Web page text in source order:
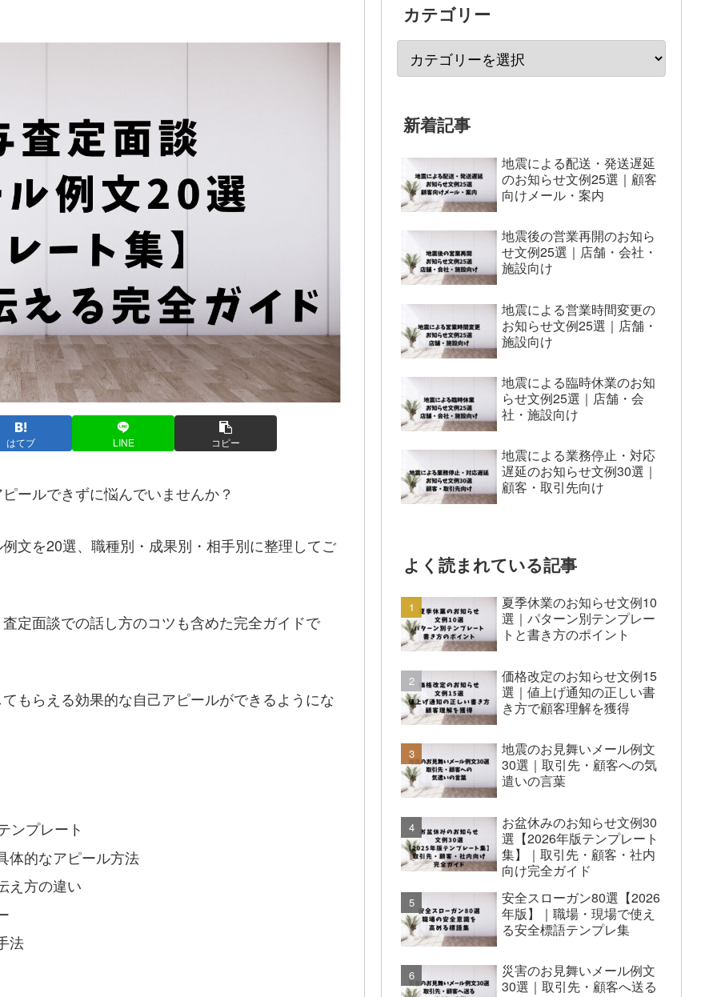
はてブ LINE コピー
ールできずに悩んでいませんか？
文を20選、職種別・成果別・相手別に整理してご
定面談での話し方のコツも含めた完全ガイドで
もらえる効果的な自己アピールができるようにな
ンプレート
体的なアピール方法
え方の違い
法
カテゴリー
新着記事
地震による配送・発送遅延
のお知らせ文例25選｜顧客
向けメール・案内
地震後の営業再開のお知ら
せ文例25選｜店舗・会社・
施設向け
地震による営業時間変更の
お知らせ文例25選｜店舗・
施設向け
地震による臨時休業のお知
らせ文例25選｜店舗・会
社・施設向け
地震による業務停止・対応
遅延のお知らせ文例30選｜
顧客・取引先向け
よく読まれている記事
夏季休業のお知らせ文例10
選｜パターン別テンプレー
トと書き方のポイント
価格改定のお知らせ文例15
選｜値上げ通知の正しい書
き方で顧客理解を獲得
地震のお見舞いメール例文
30選｜取引先・顧客への気
遣いの言葉
お盆休みのお知らせ文例30
選【2026年版テンプレート
集】｜取引先・顧客・社内
向け完全ガイド
安全スローガン80選【2026
年版】｜職場・現場で使え
る安全標語テンプレ集
災害のお見舞いメール例文
30選｜取引先・顧客へ送る